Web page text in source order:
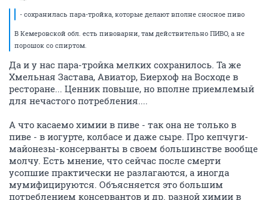
- сохранилась пара-тройка, которые делают вполне сносное пиво
В Кемеровской обл. есть пивоварни, там действительно ПИВО, а не
порошок со спиртом.
Да и у нас пара-тройка мелких сохранилось. Та же
Хмельная Застава, Авиатор, Биерхоф на Восходе в
ресторане... Ценник повыше, но вполне приемлемый
для нечастого потребления....
А что касаемо химии в пиве - так она не только в
пиве - в иогурте, колбасе и даже сыре. Про кепчуги-
майонезы-консерванты в своем большинстве вообще
молчу. Есть мнение, что сейчас после смерти
усопшие практически не разлагаются, а иногда
мумифицируются. Объясняется это большим
потреблением консервантов и др. разной химии в